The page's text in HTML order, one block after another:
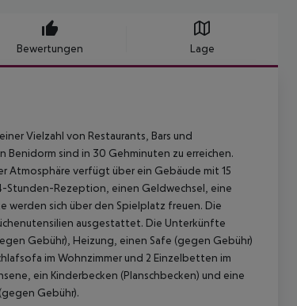
Bewertungen Lage
Vielzahl von Restaurants, Bars und
sind in 30 Gehminuten zu erreichen.
Atmosphäre verfügt über ein Gebäude mit 15
Stunden-Rezeption, einen Geldwechsel, eine
werden sich über den Spielplatz freuen. Die
ausgestattet. Die Unterkünfte
Gebühr), Heizung, einen Safe (gegen Gebühr)
im Wohnzimmer und 2 Einzelbetten im
ein Kinderbecken (Planschbecken) und eine
Gebühr).